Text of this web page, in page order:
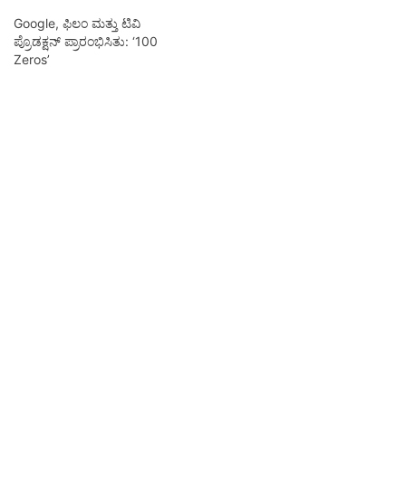
Google, ಫಿಲಂ ಮತ್ತು ಟಿವಿ
ಪ್ರೊಡಕ್ಷನ್ ಪ್ರಾರಂಭಿಸಿತು: ‘100
Zeros’